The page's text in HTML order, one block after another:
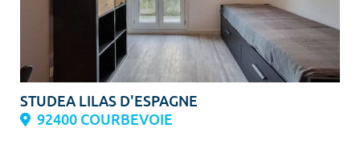
STUDEA LILAS D'ESPAGNE
92400 COURBEVOIE